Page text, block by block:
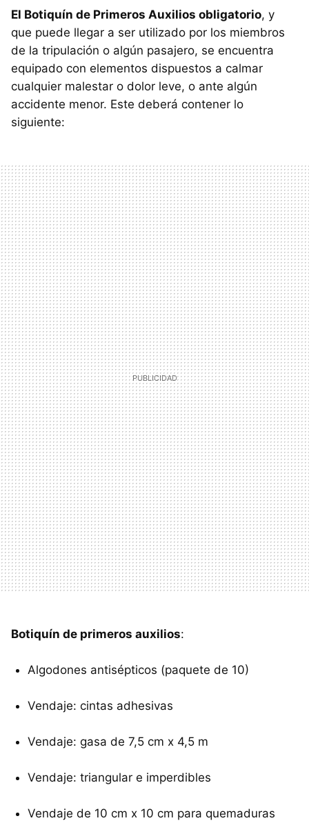
El Botiquín de Primeros Auxilios obligatorio, y
que puede llegar a ser utilizado por los miembros
de la tripulación o algún pasajero, se encuentra
equipado con elementos dispuestos a calmar
cualquier malestar o dolor leve, o ante algún
accidente menor. Este deberá contener lo
siguiente:
Botiquín de primeros auxilios:
Algodones antisépticos (paquete de 10)
Vendaje: cintas adhesivas
Vendaje: gasa de 7,5 cm x 4,5 m
Vendaje: triangular e imperdibles
Vendaje de 10 cm x 10 cm para quemaduras